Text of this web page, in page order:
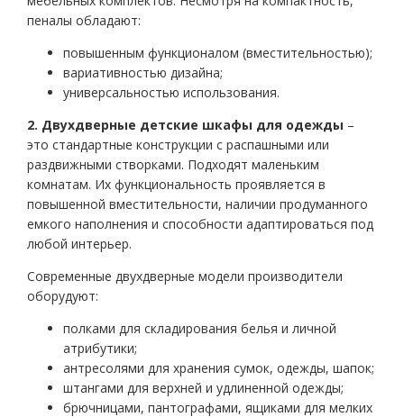
пеналы обладают:
повышенным функционалом (вместительностью);
вариативностью дизайна;
универсальностью использования.
2. Двухдверные детские шкафы для одежды –
это стандартные конструкции с распашными или
раздвижными створками. Подходят маленьким
комнатам. Их функциональность проявляется в
повышенной вместительности, наличии продуманного
емкого наполнения и способности адаптироваться под
любой интерьер.
Современные двухдверные модели производители
оборудуют:
полками для складирования белья и личной
атрибутики;
антресолями для хранения сумок, одежды, шапок;
штангами для верхней и удлиненной одежды;
брючницами, пантографами, ящиками для мелких